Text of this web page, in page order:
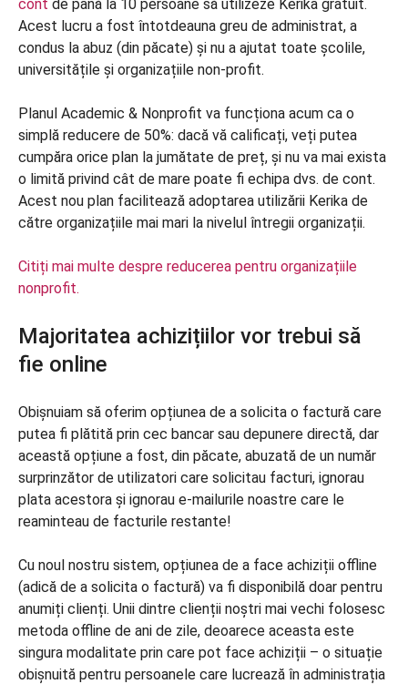
cont de până la 10 persoane să utilizeze Kerika gratuit.
Acest lucru a fost întotdeauna greu de administrat, a
condus la abuz (din păcate) și nu a ajutat toate școlile,
universitățile și organizațiile non-profit.
Planul Academic & Nonprofit va funcționa acum ca o
simplă reducere de 50%: dacă vă calificați, veți putea
cumpăra orice plan la jumătate de preț, și nu va mai exista
o limită privind cât de mare poate fi echipa dvs. de cont.
Acest nou plan facilitează adoptarea utilizării Kerika de
către organizațiile mai mari la nivelul întregii organizații.
Citiți mai multe despre reducerea pentru organizațiile
nonprofit.
Majoritatea achizițiilor vor trebui să
fie online
Obișnuiam să oferim opțiunea de a solicita o factură care
putea fi plătită prin cec bancar sau depunere directă, dar
această opțiune a fost, din păcate, abuzată de un număr
surprinzător de utilizatori care solicitau facturi, ignorau
plata acestora și ignorau e-mailurile noastre care le
reaminteau de facturile restante!
Cu noul nostru sistem, opțiunea de a face achiziții offline
(adică de a solicita o factură) va fi disponibilă doar pentru
anumiți clienți. Unii dintre clienții noștri mai vechi folosesc
metoda offline de ani de zile, deoarece aceasta este
singura modalitate prin care pot face achiziții – o situație
obișnuită pentru persoanele care lucrează în administrația